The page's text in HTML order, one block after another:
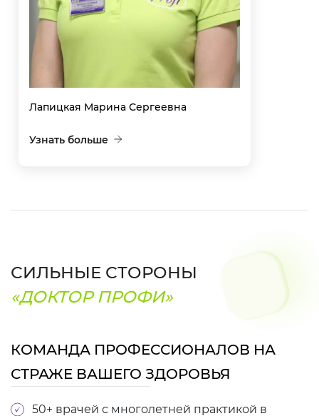
Лапицкая Марина Сергеевна
Узнать больше
СИЛЬНЫЕ СТОРОНЫ
«ДОКТОР ПРОФИ»
КОМАНДА ПРОФЕССИОНАЛОВ НА
СТРАЖЕ ВАШЕГО ЗДОРОВЬЯ
50+ врачей с многолетней практикой в